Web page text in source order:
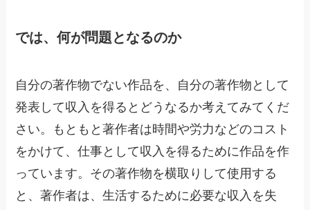
では、何が問題となるのか
自分の著作物でない作品を、自分の著作物として
発表して収入を得るとどうなるか考えてみてくだ
さい。もともと著作者は時間や労力などのコスト
をかけて、仕事として収入を得るために作品を作
っています。その著作物を横取りして使用する
と、著作者は、生活するために必要な収入を失